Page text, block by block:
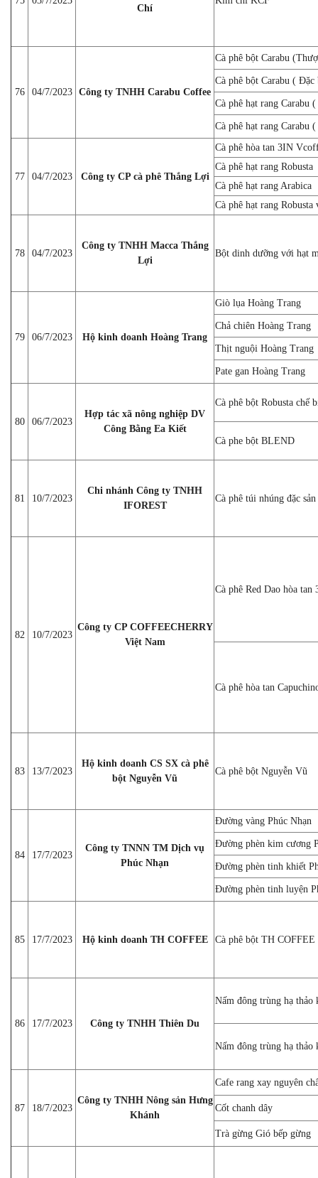
Chí
76 04/7/2023 Công ty TNHH Carabu Coffee
Cà phê bột Carabu
Cà phê bột Carabu ( Đặc
Cà phê hạt rang Carabu
Cà phê hạt rang Carabu
77 04/7/2023 Công ty CP cà phê Thắng Lợi
Cà phê hòa tan 3IN
Cà phê hạt rang Robusta
Cà phê hạt rang Arabica
Cà phê hạt rang Robusta
78 04/7/2023
Công ty TNHH Macca Thắng
Lợi
Bột dinh dưỡng với hạt
79 06/7/2023 Hộ kinh doanh Hoàng Trang
Giò lụa Hoàng Trang
Chả chiên Hoàng Trang
Thịt nguội Hoàng Trang
Pate gan Hoàng Trang
80 06/7/2023
Hợp tác xã nông nghiệp DV
Công Bằng Ea Kiết
Cà phê bột Robusta chế
Cà phe bột BLEND
81 10/7/2023
Chi nhánh Công ty TNHH
IFOREST
Cà phê túi nhúng đặc
82 10/7/2023
Công ty CP COFFEECHERRY
Việt Nam
Cà phê Red Dao hòa tan
Cà phê hòa tan
83 13/7/2023
Hộ kinh doanh CS SX cà phê
bột Nguyễn Vũ
Cà phê bột Nguyễn Vũ
84 17/7/2023
Công ty TNNN TM Dịch vụ
Phúc Nhạn
Đường vàng Phúc Nhạn
Đường phèn kim cương
Đường phèn tinh khiết
Đường phèn tinh luyện
85 17/7/2023 Hộ kinh doanh TH COFFEE Cà phê bột TH COFFEE
86 17/7/2023 Công ty TNHH Thiên Du
Nấm đông trùng hạ thảo
Nấm đông trùng hạ thảo
87 18/7/2023
Công ty TNHH Nông sản Hưng
Khánh
Cafe rang xay nguyên
Cốt chanh dây
Trà gừng Gió bếp gừng